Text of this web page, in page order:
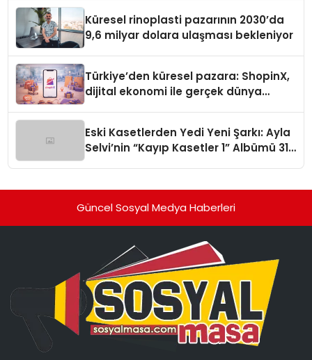
Küresel rinoplasti pazarının 2030’da
9,6 milyar dolara ulaşması bekleniyor
Türkiye’den küresel pazara: ShopinX,
dijital ekonomi ile gerçek dünya
Eski Kasetlerden Yedi Yeni Şarkı: Ayla
Selvi’nin “Kayıp Kasetler 1” Albümü 31
Güncel Sosyal Medya Haberleri